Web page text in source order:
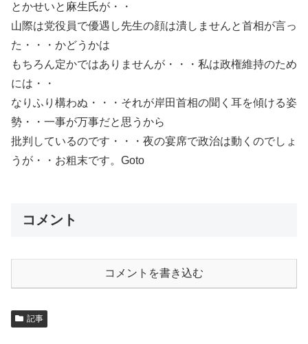
とかせいと麻生氏が・・
山際は党役員で優遇し先生の顔は潰しませんと首相が言っ
た・・・かどうかは
もちろん定かではありませんが・・・私は政権維持のため
には・・
なりふり構わぬ・・・それが岸田首相の聞く耳を傾ける姿
勢・・一事が万事だと思うから
批判しているのです・・・夜の宴席で政治は動くのでしょ
うが・・お粗末です。Goto
コメント
コメントを書き込む
記事